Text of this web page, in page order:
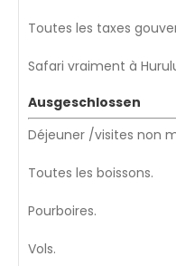
Toutes les taxes
Safari vraiment à
Ausgeschlossen
Déjeuner /visites non
Toutes les boissons.
Pourboires.
Vols.